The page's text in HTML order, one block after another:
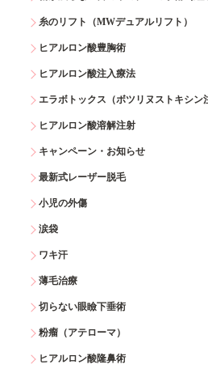
糸のリフト（MWデュアルリフト）
ヒアルロン酸豊胸術
ヒアルロン酸注入療法
エラボトックス（ボツリヌストキシン
ヒアルロン酸溶解注射
キャンペーン・お知らせ
最新式レーザー脱毛
小児の外傷
涙袋
ワキ汗
薄毛治療
切らない眼瞼下垂術
粉瘤（アテローマ）
ヒアルロン酸隆鼻術